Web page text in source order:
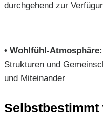
durchgehend zur
• Wohlfühl-Atmosphäre:
Strukturen und
und Miteinander
Selbstbestimmt